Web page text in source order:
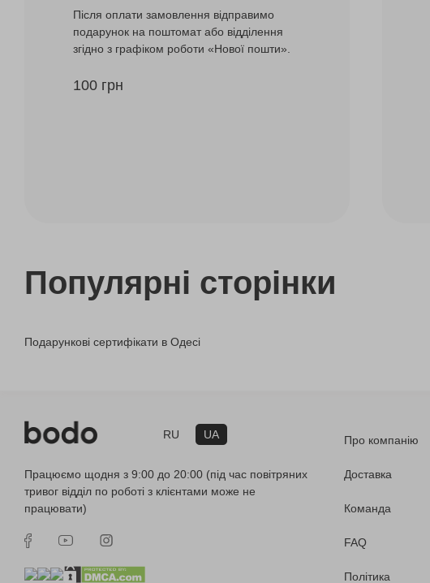
Після оплати замовлення відправимо
подарунок на поштомат або відділення
згідно з графіком роботи «Нової пошти».
100 грн
Популярні сторінки
Подарункові сертифікати в Одесі
RU UA
Працюємо щодня з 9:00 до 20:00 (під час повітряних
тривог відділ по роботі з клієнтами може не
працювати)
Про компанію
Доставка
Команда
FAQ
Політика